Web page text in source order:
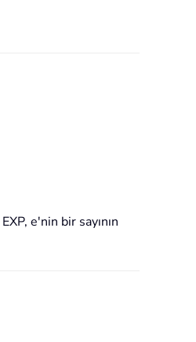
e'nin bir sayının